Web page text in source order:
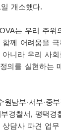
개소했다.
는 우리 주
께 어려움을
니라 우리 사
의를 실현하는
남부·서부·중
부경찰서, 평택
담사 파견 업